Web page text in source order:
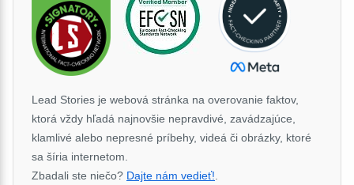
Lead Stories je webová stránka na overovanie faktov,
ktorá vždy hľadá najnovšie nepravdivé, zavádzajúce,
klamlivé alebo nepresné príbehy, videá či obrázky, ktoré
sa šíria internetom.
Zbadali ste niečo? Dajte nám vedieť!